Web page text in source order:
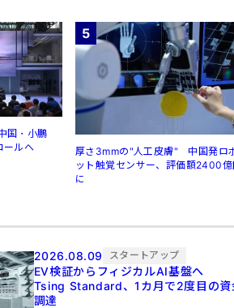
国・小鵬
ールへ
5
厚さ3mmの"人工皮膚" 中国発ロ
ット触覚センサー、評価額2400
に
2026.08.09 スタートアップ
EV検証からフィジカルAI基盤へ
Tsing Standard、1カ月で2度目の資
調達